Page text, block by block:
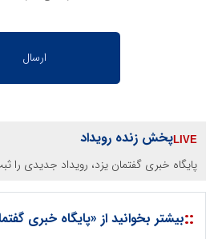
پخش زنده رویداد
پایگاه خبری گفتمان یزد، رویداد جدیدی را
::بیشتر بخوانید از «پایگاه خبری